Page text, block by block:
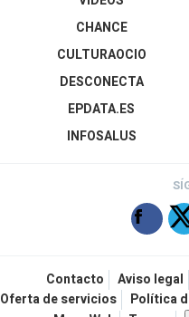
CHANCE
CULTURAOCIO
DESCONECTA
EPDATA.ES
INFOSALUS
Contacto Aviso legal
Oferta de servicios
Política